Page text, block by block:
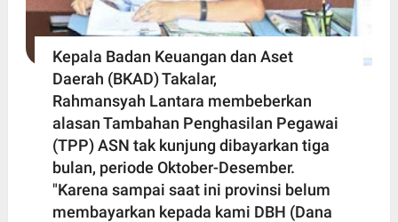
Kepala Badan Keuangan dan Aset
Daerah (BKAD) Takalar,
Rahmansyah Lantara membeberkan
alasan Tambahan Penghasilan Pegawai
(TPP) ASN tak kunjung dibayarkan tiga
bulan, periode Oktober-Desember.
"Karena sampai saat ini provinsi belum
membayarkan kepada kami DBH (Dana